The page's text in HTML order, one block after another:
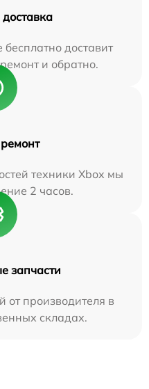
доставит
и обратно.
техники Xbox мы
2 часов.
запчасти
от производителя в
складах.